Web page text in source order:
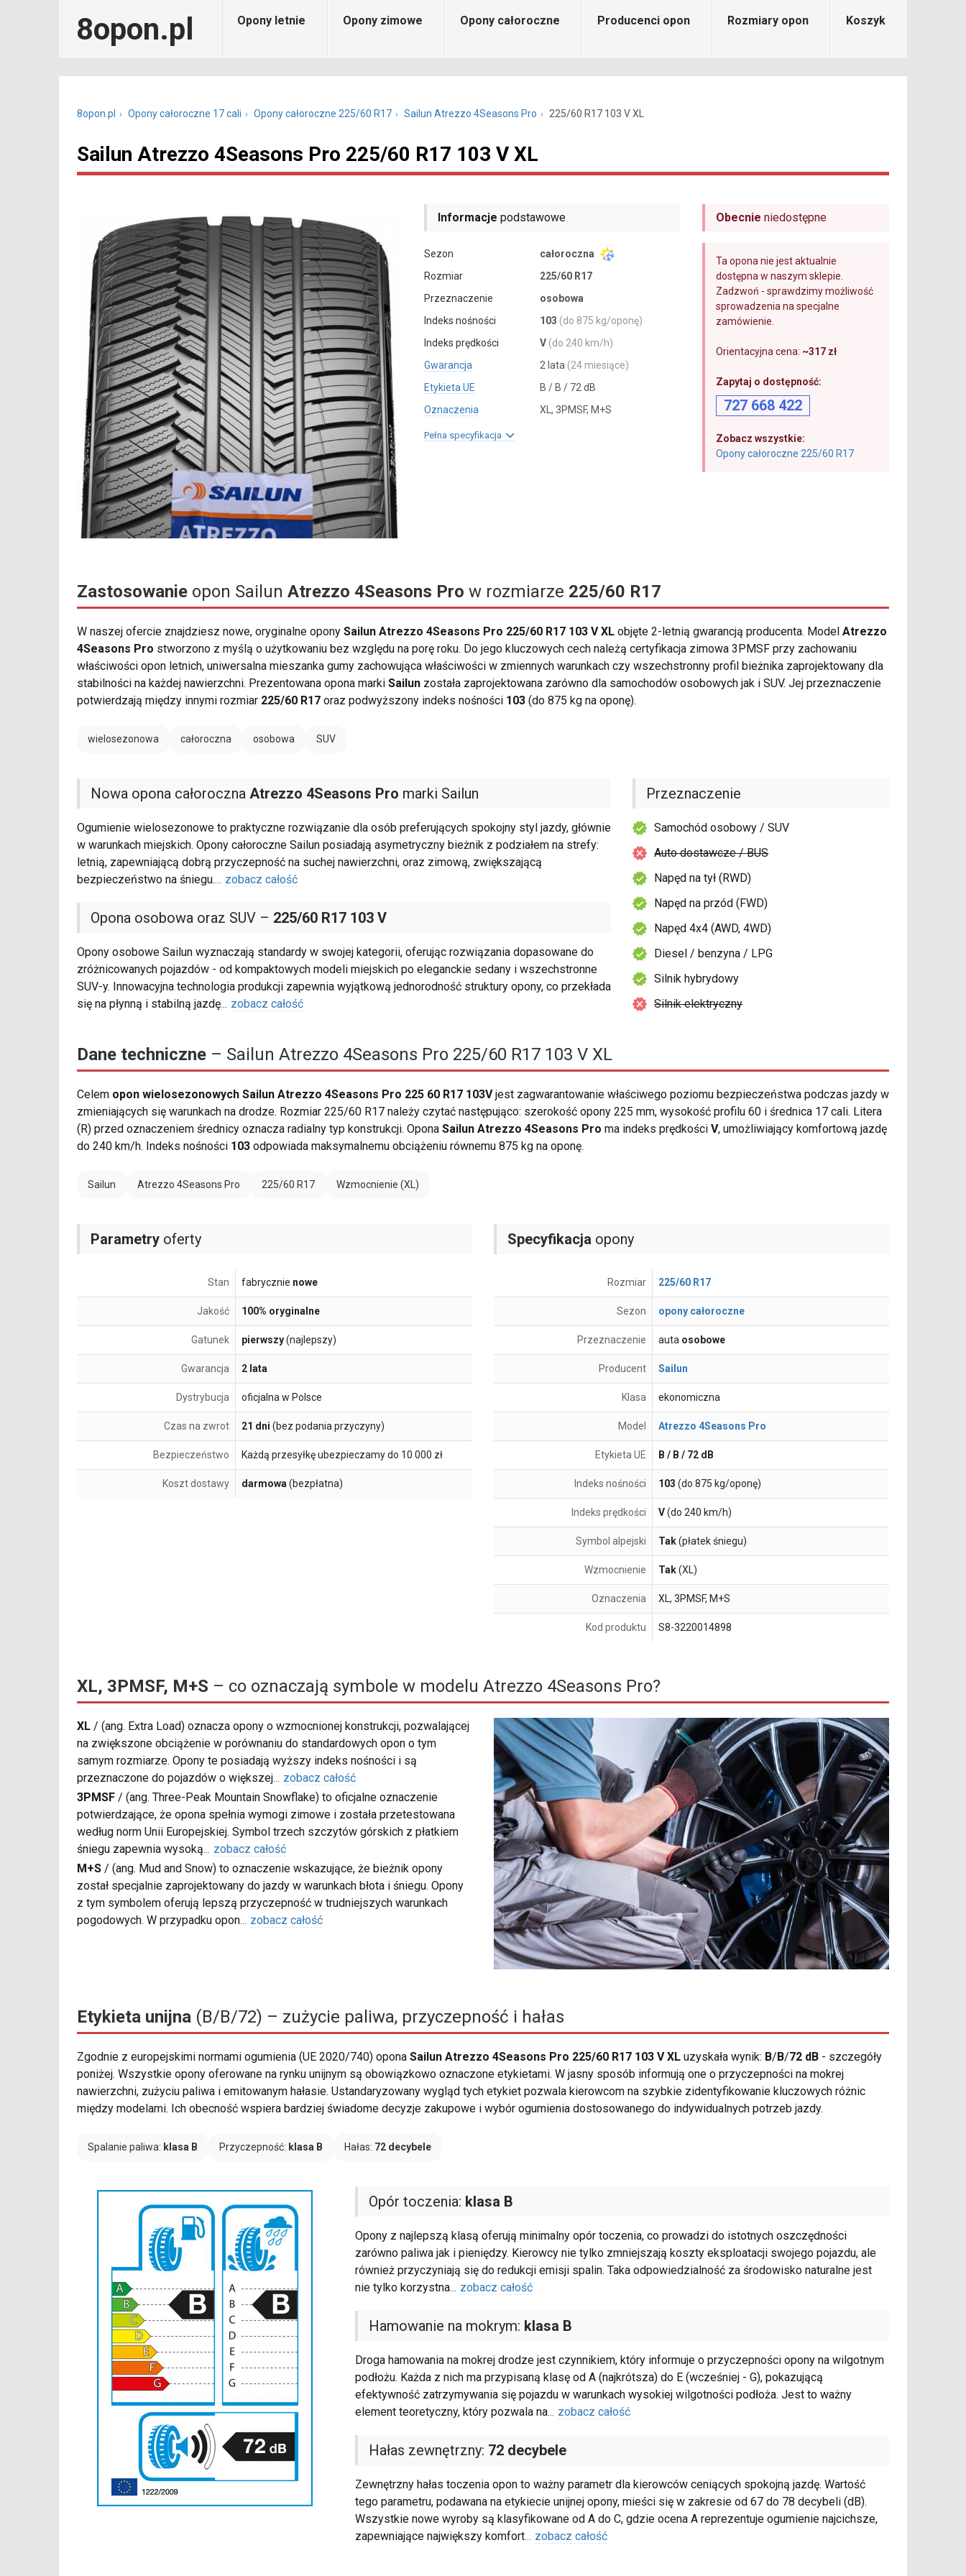
8opon.pl Opony letnie Opony zimowe Opony całoroczne Producenci opon Rozmiary opon Koszyk
8opon.pl Opony całoroczne 17 cali Opony całoroczne 225/60 R17 Sailun Atrezzo 4Seasons Pro 225/60 R17 103 V XL
Sailun Atrezzo 4Seasons Pro 225/60 R17 103 V XL
Informacje podstawowe
Sezon
całoroczna
Rozmiar
225/60 R17
Przeznaczenie
osobowa
Indeks nośności
103 (do 875 kg/oponę)
Indeks prędkości
V (do 240 km/h)
Gwarancja
2 lata (24 miesiące)
Etykieta UE
B / B / 72 dB
Oznaczenia
XL, 3PMSF, M+S
Pełna specyfikacja
Obecnie niedostępne
Ta opona nie jest aktualnie
dostępna w naszym sklepie.
Zadzwoń - sprawdzimy możliwość
sprowadzenia na specjalne
zamówienie.
Orientacyjna cena: ~317 zł
Zapytaj o dostępność:
727 668 422
Zobacz wszystkie:
Opony całoroczne 225/60 R17
Zastosowanie opon Sailun Atrezzo 4Seasons Pro w rozmiarze 225/60 R17
W naszej ofercie znajdziesz nowe, oryginalne opony Sailun Atrezzo 4Seasons Pro 225/60 R17 103 V XL objęte 2-letnią gwarancją producenta. Model Atrezzo
4Seasons Pro stworzono z myślą o użytkowaniu bez względu na porę roku. Do jego kluczowych cech należą certyfikacja zimowa 3PMSF przy zachowaniu
właściwości opon letnich, uniwersalna mieszanka gumy zachowująca właściwości w zmiennych warunkach czy wszechstronny profil bieżnika zaprojektowany dla
stabilności na każdej nawierzchni. Prezentowana opona marki Sailun została zaprojektowana zarówno dla samochodów osobowych jak i SUV. Jej przeznaczenie
potwierdzają między innymi rozmiar 225/60 R17 oraz podwyższony indeks nośności 103 (do 875 kg na oponę).
wielosezonowa całoroczna osobowa SUV
Nowa opona całoroczna Atrezzo 4Seasons Pro marki Sailun
Ogumienie wielosezonowe to praktyczne rozwiązanie dla osób preferujących spokojny styl jazdy, głównie
w warunkach miejskich. Opony całoroczne Sailun posiadają asymetryczny bieżnik z podziałem na strefy:
letnią, zapewniającą dobrą przyczepność na suchej nawierzchni, oraz zimową, zwiększającą
bezpieczeństwo na śniegu.... zobacz całość
Opona osobowa oraz SUV – 225/60 R17 103 V
Opony osobowe Sailun wyznaczają standardy w swojej kategorii, oferując rozwiązania dopasowane do
zróżnicowanych pojazdów - od kompaktowych modeli miejskich po eleganckie sedany i wszechstronne
SUV-y. Innowacyjna technologia produkcji zapewnia wyjątkową jednorodność struktury opony, co przekłada
się na płynną i stabilną jazdę... zobacz całość
Przeznaczenie
Samochód osobowy / SUV
Auto dostawcze / BUS
Napęd na tył (RWD)
Napęd na przód (FWD)
Napęd 4x4 (AWD, 4WD)
Diesel / benzyna / LPG
Silnik hybrydowy
Silnik elektryczny
Dane techniczne – Sailun Atrezzo 4Seasons Pro 225/60 R17 103 V XL
Celem opon wielosezonowych Sailun Atrezzo 4Seasons Pro 225 60 R17 103Vjest zagwarantowanie właściwego poziomu bezpieczeństwa podczas jazdy w
zmieniających się warunkach na drodze. Rozmiar 225/60 R17 należy czytać następująco: szerokość opony 225 mm, wysokość profilu 60 i średnica 17 cali. Litera
(R) przed oznaczeniem średnicy oznacza radialny typ konstrukcji. Opona Sailun Atrezzo 4Seasons Pro ma indeks prędkości V, umożliwiający komfortową jazdę
do 240 km/h. Indeks nośności 103 odpowiada maksymalnemu obciążeniu równemu 875 kg na oponę.
Sailun Atrezzo 4Seasons Pro 225/60 R17 Wzmocnienie (XL)
Parametry oferty
Stan fabrycznie nowe
Jakość 100% oryginalne
Gatunek pierwszy(najlepszy)
Gwarancja 2 lata
Dystrybucja oficjalna w Polsce
Czas na zwrot 21 dni (bez podania przyczyny)
Bezpieczeństwo Każdą przesyłkę ubezpieczamy do 10 000 zł
Koszt dostawy darmowa(bezpłatna)
Specyfikacja opony
Rozmiar 225/60 R17
Sezon opony całoroczne
Przeznaczenie auta osobowe
Producent Sailun
Klasa ekonomiczna
Model Atrezzo 4Seasons Pro
Etykieta UE B / B / 72 dB
Indeks nośności 103 (do 875 kg/oponę)
Indeks prędkości V(do 240 km/h)
Symbol alpejski Tak(płatek śniegu)
Wzmocnienie Tak(XL)
Oznaczenia XL, 3PMSF, M+S
Kod produktu S8-3220014898
XL, 3PMSF, M+S – co oznaczają symbole w modelu Atrezzo 4Seasons Pro?
XL / (ang. Extra Load) oznacza opony o wzmocnionej konstrukcji, pozwalającej
na zwiększone obciążenie w porównaniu do standardowych opon o tym
samym rozmiarze. Opony te posiadają wyższy indeks nośności i są
przeznaczone do pojazdów o większej... zobacz całość
3PMSF / (ang. Three-Peak Mountain Snowflake) to oficjalne oznaczenie
potwierdzające, że opona spełnia wymogi zimowe i została przetestowana
według norm Unii Europejskiej. Symbol trzech szczytów górskich z płatkiem
śniegu zapewnia wysoką... zobacz całość
M+S / (ang. Mud and Snow) to oznaczenie wskazujące, że bieżnik opony
został specjalnie zaprojektowany do jazdy w warunkach błota i śniegu. Opony
z tym symbolem oferują lepszą przyczepność w trudniejszych warunkach
pogodowych. W przypadku opon... zobacz całość
Etykieta unijna (B/B/72) – zużycie paliwa, przyczepność i hałas
Zgodnie z europejskimi normami ogumienia (UE 2020/740) opona Sailun Atrezzo 4Seasons Pro 225/60 R17 103 V XL uzyskała wynik: B/ B/72 dB - szczegóły
poniżej. Wszystkie opony oferowane na rynku unijnym są obowiązkowo oznaczone etykietami. W jasny sposób informują one o przyczepności na mokrej
nawierzchni, zużyciu paliwa i emitowanym hałasie. Ustandaryzowany wygląd tych etykiet pozwala kierowcom na szybkie zidentyfikowanie kluczowych różnic
między modelami. Ich obecność wspiera bardziej świadome decyzje zakupowe i wybór ogumienia dostosowanego do indywidualnych potrzeb jazdy.
Spalanie paliwa: klasa B Przyczepność: klasa B Hałas: 72 decybele
Opór toczenia: klasa B
Opony z najlepszą klasą oferują minimalny opór toczenia, co prowadzi do istotnych oszczędności
zarówno paliwa jak i pieniędzy. Kierowcy nie tylko zmniejszają koszty eksploatacji swojego pojazdu, ale
również przyczyniają się do redukcji emisji spalin. Taka odpowiedzialność za środowisko naturalne jest
nie tylko korzystna... zobacz całość
Hamowanie na mokrym: klasa B
Droga hamowania na mokrej drodze jest czynnikiem, który informuje o przyczepności opony na wilgotnym
podłożu. Każda z nich ma przypisaną klasę od A (najkrótsza) do E (wcześniej - G), pokazującą
efektywność zatrzymywania się pojazdu w warunkach wysokiej wilgotności podłoża. Jest to ważny
element teoretyczny, który pozwala na... zobacz całość
Hałas zewnętrzny: 72 decybele
Zewnętrzny hałas toczenia opon to ważny parametr dla kierowców ceniących spokojną jazdę. Wartość
tego parametru, podawana na etykiecie unijnej opony, mieści się w zakresie od 67 do 78 decybeli (dB).
Wszystkie nowe wyroby są klasyfikowane od A do C, gdzie ocena A reprezentuje ogumienie najcichsze,
zapewniające największy komfort... zobacz całość